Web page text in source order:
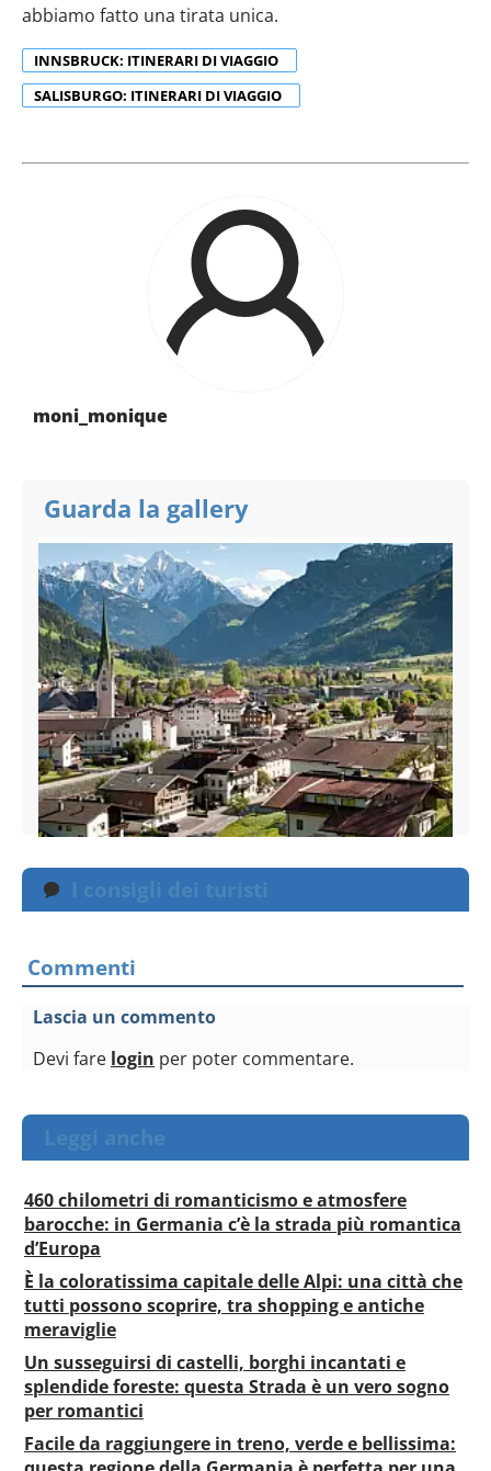
abbiamo fatto una tirata unica.
INNSBRUCK: ITINERARI DI VIAGGIO
SALISBURGO: ITINERARI DI VIAGGIO
moni_monique
Guarda la gallery
I consigli dei turisti
Commenti
Lascia un commento
Devi fare login per poter commentare.
Leggi anche
460 chilometri di romanticismo e atmosfere
barocche: in Germania c’è la strada più romantica
d’Europa
È la coloratissima capitale delle Alpi: una città che
tutti possono scoprire, tra shopping e antiche
meraviglie
Un susseguirsi di castelli, borghi incantati e
splendide foreste: questa Strada è un vero sogno
per romantici
Facile da raggiungere in treno, verde e bellissima: